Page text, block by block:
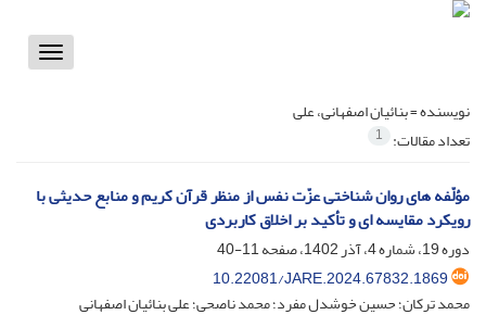
Toggle
نویسنده =بنائیان اصفهانی، علی
تعداد مقالات: 1
مؤلّفه هاى روان شناختى عزّت نفس از منظر قرآن کریم و منابع حدیثى با
رویکرد مقایسه ای و تأکید بر اخلاق کاربردی
دوره 19، شماره 4، آذر 1402، صفحه
11-40
10.22081/JARE.2024.67832.1869
محمد ترکان؛ حسین خوشدل مفرد؛ محمد ناصحی؛ علی بنائیان اصفهانی